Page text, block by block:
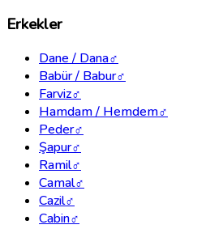
Erkekler
Dane / Dana♂
Babür / Babur♂
Farviz♂
Hamdam / Hemdem♂
Peder♂
Şapur♂
Ramil♂
Camal♂
Cazil♂
Cabin♂